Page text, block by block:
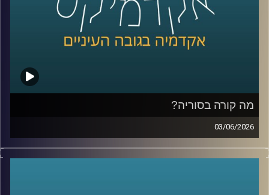
הדרך גם מרוויחים כסף.
אז מה זה בכלל שוק חיזוי?
למה אנשים התחילו להאמין לפלטפורמות האלה יותר מלסקרים
אירועים עולמיים? והאם יכול להיות שפלטפורמות כאלה כבר
לא רק מנבאות את המציאות, אלא גם מתחילות לעצב אותה?
כדי להבין את העולם הזה, נמצא איתנו היום פרופ’ צחי חייט
מאוניברסיטת רייכמן, שחוקר חוכמת המונים, רשתות חברתיות
ואמינות מידע, ואחד החוקרים הבולטים בישראל בתחום שווקי
החיזוי
מה קורה בסוריה?
03/06/2026
מה בעצם קורה היום בסוריה?
מי שולט שם? מי נלחם במי? איך טורקיה הפכה לשחקן כל כך